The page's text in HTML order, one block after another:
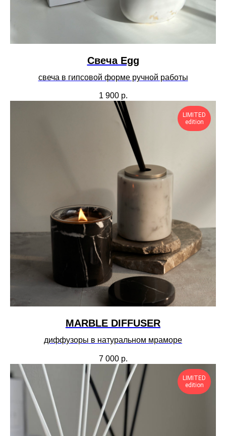
Cвеча Egg
свеча в гипсовой форме ручной работы
1 900 р.
LIMITED
edition
MARBLE DIFFUSER
диффузоры в натуральном мраморе
7 000 р.
LIMITED
edition